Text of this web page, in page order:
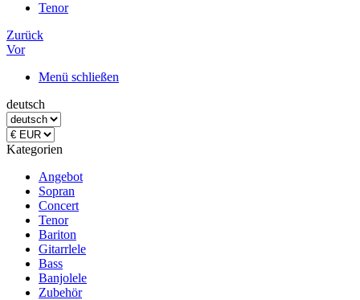
Tenor
Zurück
Vor
Menü schließen
deutsch
Kategorien
Angebot
Sopran
Concert
Tenor
Bariton
Gitarrlele
Bass
Banjolele
Zubehör